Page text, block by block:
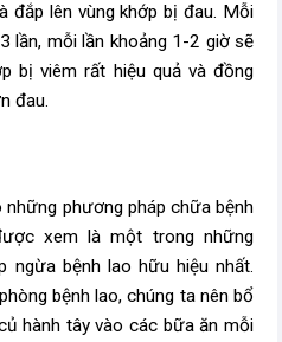
đắp lên vùng khớp bị đau. Mỗi
lần, mỗi lần khoảng 1-2 giờ sẽ
bị viêm rất hiệu quả và đồng
đau.
phương pháp chữa bệnh
xem là một trong những
ngừa bệnh lao hữu hiệu nhất.
bệnh lao, chúng ta nên bổ
hành tây vào các bữa ăn mỗi